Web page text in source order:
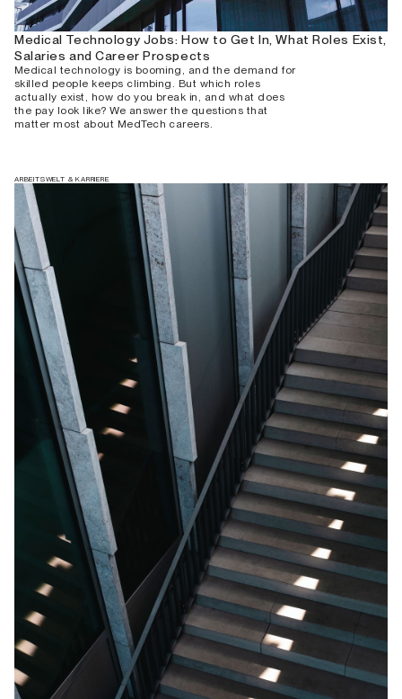
Medical Technology Jobs: How to Get In, What Roles Exist,
Salaries and Career Prospects
Medical technology is booming, and the demand for
skilled people keeps climbing. But which roles
actually exist, how do you break in, and what does
the pay look like? We answer the questions that
matter most about MedTech careers.
ARBEITSWELT & KARRIERE